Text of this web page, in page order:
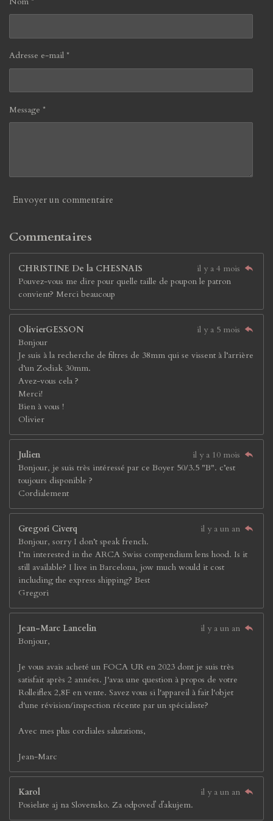
Adresse e-mail *
Message *
Envoyer un commentaire
Commentaires
CHRISTINE De la CHESNAIS
il y a 4 mois
Pouvez-vous me dire pour quelle taille de poupon le patron
convient? Merci beaucoup
OlivierGESSON
il y a 5 mois
Bonjour
Je suis à la recherche de filtres de 38mm qui se vissent à l’arrière
d’un Zodiak 30mm.
Avez-vous cela ?
Merci!
Bien à vous !
Olivier
Julien
il y a 10 mois
Bonjour, je suis très intéressé par ce Boyer 50/3.5 "B". c’est
toujours disponible ?
Cordialement
Gregori Civerq
il y a un an
Bonjour, sorry I don’t speak french.
I’m interested in the ARCA Swiss compendium lens hood. Is it
still available? I live in Barcelona, jow much would it cost
including the express shipping? Best
Gregori
Jean-Marc Lancelin
il y a un an
Bonjour,
Je vous avais acheté un FOCA UR en 2023 dont je suis très
satisfait après 2 années. J'avas une question à propos de votre
Rolleiflex 2,8F en vente. Savez vous si l'appareil à fait l'objet
d'une révision/inspection récente par un spécialiste?
Avec mes plus cordiales salutations,
Jean-Marc
Karol
il y a un an
Posielate aj na Slovensko. Za odpoveď ďakujem.